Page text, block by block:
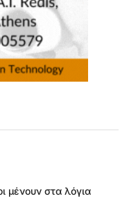
μένουν στα λόγια